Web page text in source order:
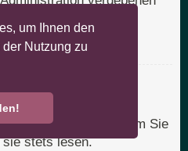
um Ihnen den
Nutzung zu
meist wichtige
des Boards, in dem Sie
stets lesen.